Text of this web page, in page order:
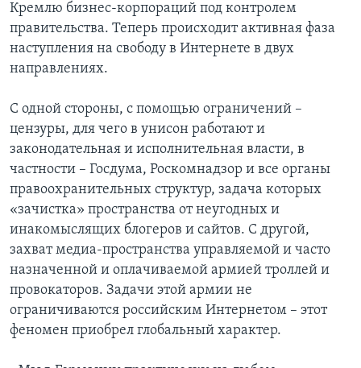
Кремлю бизнес-корпораций под контролем
правительства. Теперь происходит активная фаза
наступления на свободу в Интернете в двух
направлениях.
С одной стороны, с помощью ограничений –
цензуры, для чего в унисон работают и
законодательная и исполнительная власти, в
частности – Госдума, Роскомнадзор и все органы
правоохранительных структур, задача которых
«зачистка» пространства от неугодных и
инакомыслящих блогеров и сайтов. С другой,
захват медиа-пространства управляемой и часто
назначенной и оплачиваемой армией троллей и
провокаторов. Задачи этой армии не
ограничиваются российским Интернетом – этот
феномен приобрел глобальный характер.